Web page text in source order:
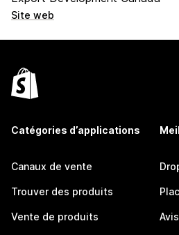
Site web
Catégories d’applications
Canaux de vente
Trouver des produits
Vente de produits